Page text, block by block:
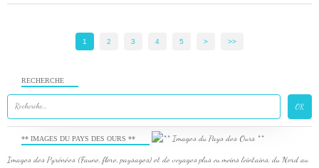
1 2 3 4 5 > >>
RECHERCHE
** IMAGES DU PAYS DES OURS **
Images des Pyrénées (Faune, flore, paysages) et de voyages plus ou moins lointains, du Nord au